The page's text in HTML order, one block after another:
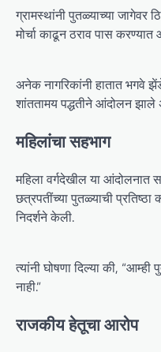
ग्रामस्थांनी पुतळ्याच्या जागेवर
मोर्चा काढून ठराव पास
अनेक नागरिकांनी हातात भगवे
शांततामय पद्धतीने आंदोलन
महिलांचा सहभाग
महिला वर्गदेखील या आंदोलनात
छत्रपतींच्या पुतळ्याची प्रतिष्ठा
निदर्शने केली.
त्यांनी घोषणा दिल्या की,
नाही.”
राजकीय हेतूचा आरोप